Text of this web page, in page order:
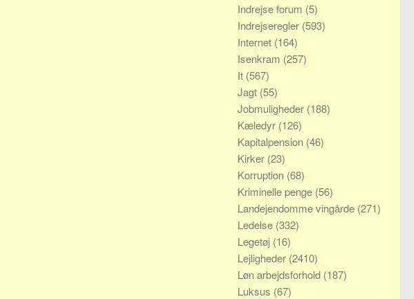
Indrejse forum (5)
Indrejseregler (593)
Internet (164)
Isenkram (257)
It (567)
Jagt (55)
Jobmuligheder (188)
Kæledyr (126)
Kapitalpension (46)
Kirker (23)
Korruption (68)
Kriminelle penge (56)
Landejendomme vingårde (271)
Ledelse (332)
Legetøj (16)
Lejligheder (2410)
Løn arbejdsforhold (187)
Luksus (67)